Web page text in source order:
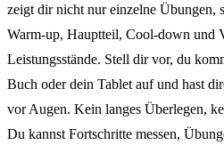
zeigt dir nicht nur einzelne Übungen,
Warm-up, Hauptteil, Cool-down und
Leistungsstände. Stell dir vor, du
Buch oder dein Tablet auf und hast
vor Augen. Kein langes Überlegen,
Du kannst Fortschritte messen,